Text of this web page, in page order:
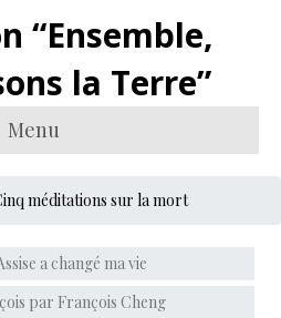
“Ensemble,
la Terre”
Menu
méditations sur la mort
a changé ma vie
par François Cheng